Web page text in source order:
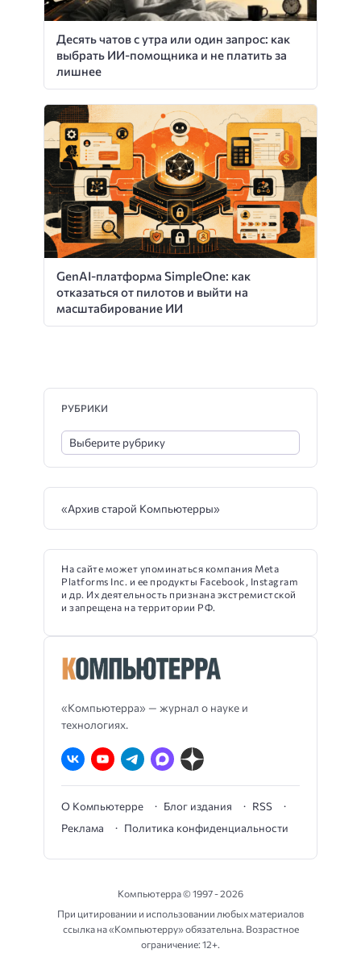
Десять чатов с утра или один запрос: как
выбрать ИИ-помощника и не платить за
лишнее
GenAI-платформа SimpleOne: как
отказаться от пилотов и выйти на
масштабирование ИИ
«Компьютерра» — журнал о науке и
технологиях.
О Компьютерре Блог издания
RSS
Реклама
Политика конфиденциальности
РУБРИКИ
«Архив старой Компьютерры»
На сайте может упоминаться компания Meta
Platforms Inc. и ее продукты Facebook, Instagram
и др. Их деятельность признана экстремистской
и запрещена на территории РФ.
Компьютерра ©1997 - 2026
При цитировании и использовании любых материалов
ссылка на «Компьютерру» обязательна. Возрастное
ограничение: 12+.